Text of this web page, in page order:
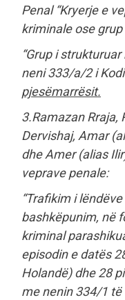
Penal “Kryerje e
kriminale ose
“Grup i
neni 333/a/2 i
pjesëmarrësit.
3.Ramazan Rraja,
Dervishaj, Amar
dhe Amer (alias
veprave penale:
“Trafikim i
bashkëpunim, në
kriminal
episodin e datës
Holandë) dhe 28
me nenin 334/1 të